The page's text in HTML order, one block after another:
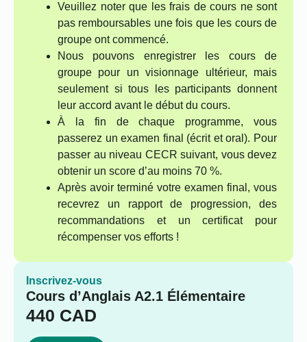
Veuillez noter que les frais de cours ne sont
pas remboursables une fois que les cours de
groupe ont commencé.
Nous pouvons enregistrer les cours de
groupe pour un visionnage ultérieur, mais
seulement si tous les participants donnent
leur accord avant le début du cours.
À la fin de chaque programme, vous
passerez un examen final (écrit et oral). Pour
passer au niveau CECR suivant, vous devez
obtenir un score d’au moins 70 %.
Après avoir terminé votre examen final, vous
recevrez un rapport de progression, des
recommandations et un certificat pour
récompenser vos efforts !
Inscrivez-vous
Cours d’Anglais A2.1 Élémentaire
440 CAD